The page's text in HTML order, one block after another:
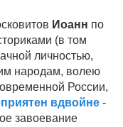
Иоанн по
(в том
личностью,
народам, волею
России,
вдвойне -
завоевание